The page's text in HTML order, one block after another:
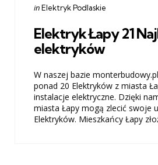
Categories
Posted
inElektryk Podlaskie
Elektryk Łapy 21
elektryków
W naszej bazie
ponad 20 Elektryków z miasta
instalacje elektryczne. Dzięki
miasta Łapy mogą zlecić swoje
Elektryków. Mieszkańcy Łapy